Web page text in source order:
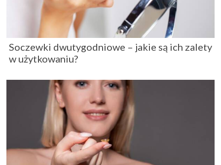
Soczewki dwutygodniowe – jakie są ich zalety
w użytkowaniu?